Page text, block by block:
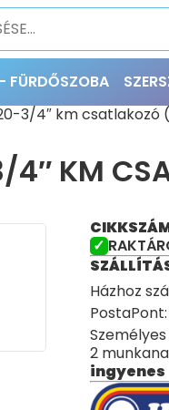
FÜRDŐSZOBA
3/4″ km csatlakozó
4″ KM
Házhoz
PostaPont:
2
ingyenes